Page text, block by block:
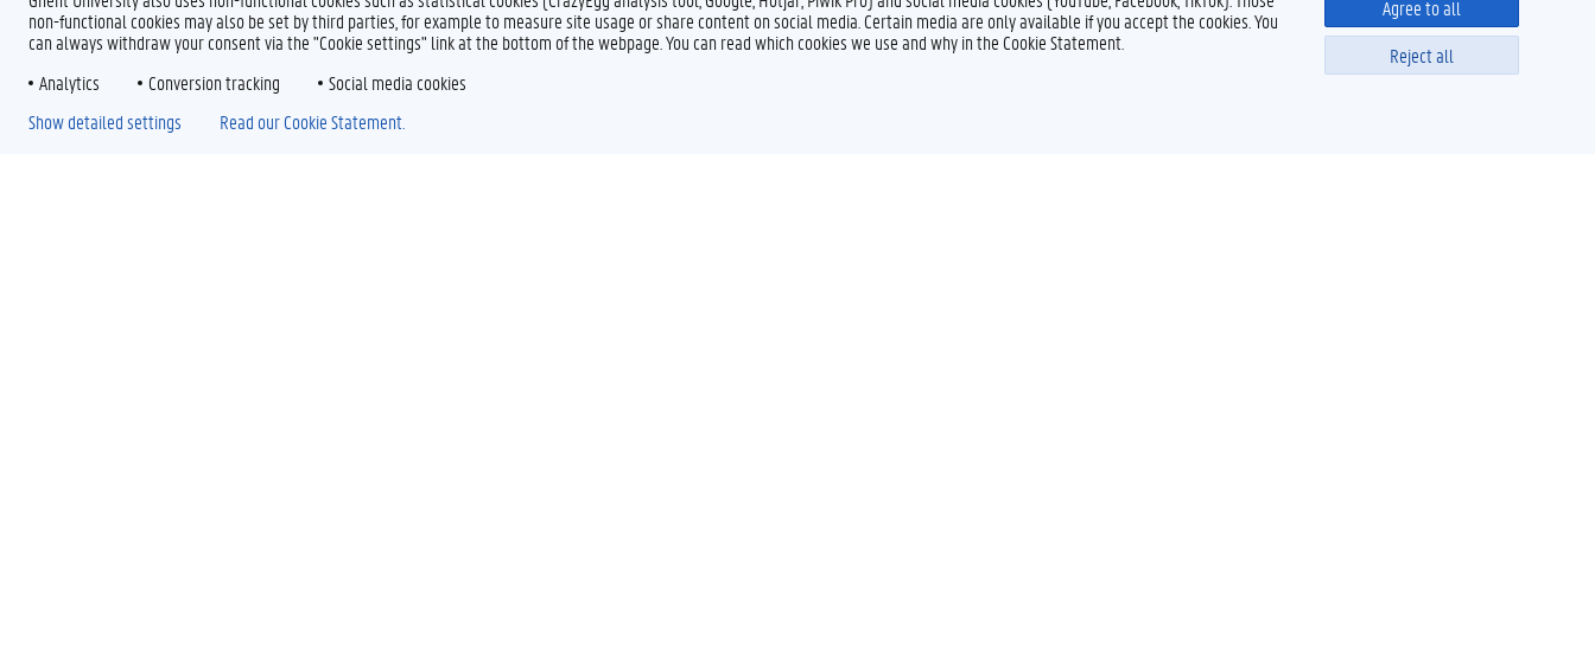
non-functional cookies may also be set by third parties, for example to measure site usage or share content on social media. Certain media are only available if you accept the cookies. You
can always withdraw your consent via the "Cookie settings" link at the bottom of the webpage. You can read which cookies we use and why in the Cookie Statement.
Analytics
Conversion tracking Social media cookies
Agree to all
Reject all
Show detailed settings Read our Cookie Statement.